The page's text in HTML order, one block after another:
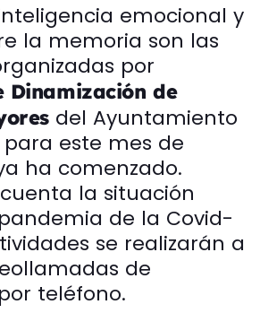
emocional y
la memoria son las
por
Dinamización de
del Ayuntamiento
este mes de
ha comenzado.
la situación
de la Covid-
se realizarán a
de
teléfono.